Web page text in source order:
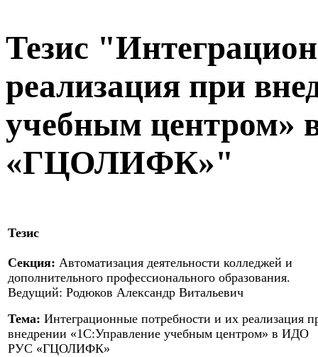
Тезис
реализация при
учебным
«ГЦОЛИФК»"
Тезис
Секция: Автоматизация деятельности колледжей и
дополнительного профессионального образования.
Ведущий: Родюков Александр Витальевич
Тема: Интеграционные потребности и их реализация
внедрении «1С:Управление учебным центром» в ИДО
РУС «ГЦОЛИФК»